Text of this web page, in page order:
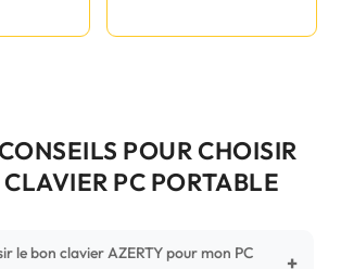
POUR CHOISIR
PC PORTABLE
le bon clavier AZERTY pour mon PC
+